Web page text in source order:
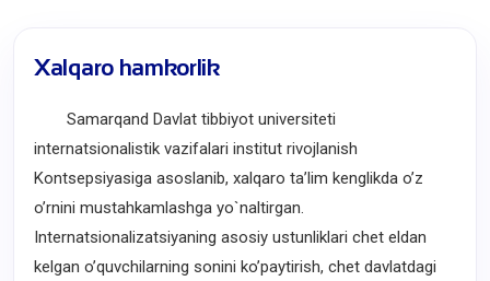
Xalqaro hamkorlik
Samarqand Davlat tibbiyot universiteti
internatsionalistik vazifalari institut rivojlanish
Kontsepsiyasiga asoslanib, xalqaro taʼlim kenglikda oʼz
oʼrnini mustahkamlashga yo`naltirgan.
Internatsionalizatsiyaning asosiy ustunliklari chet eldan
kelgan oʼquvchilarning sonini koʼpaytirish, chet davlatdagi